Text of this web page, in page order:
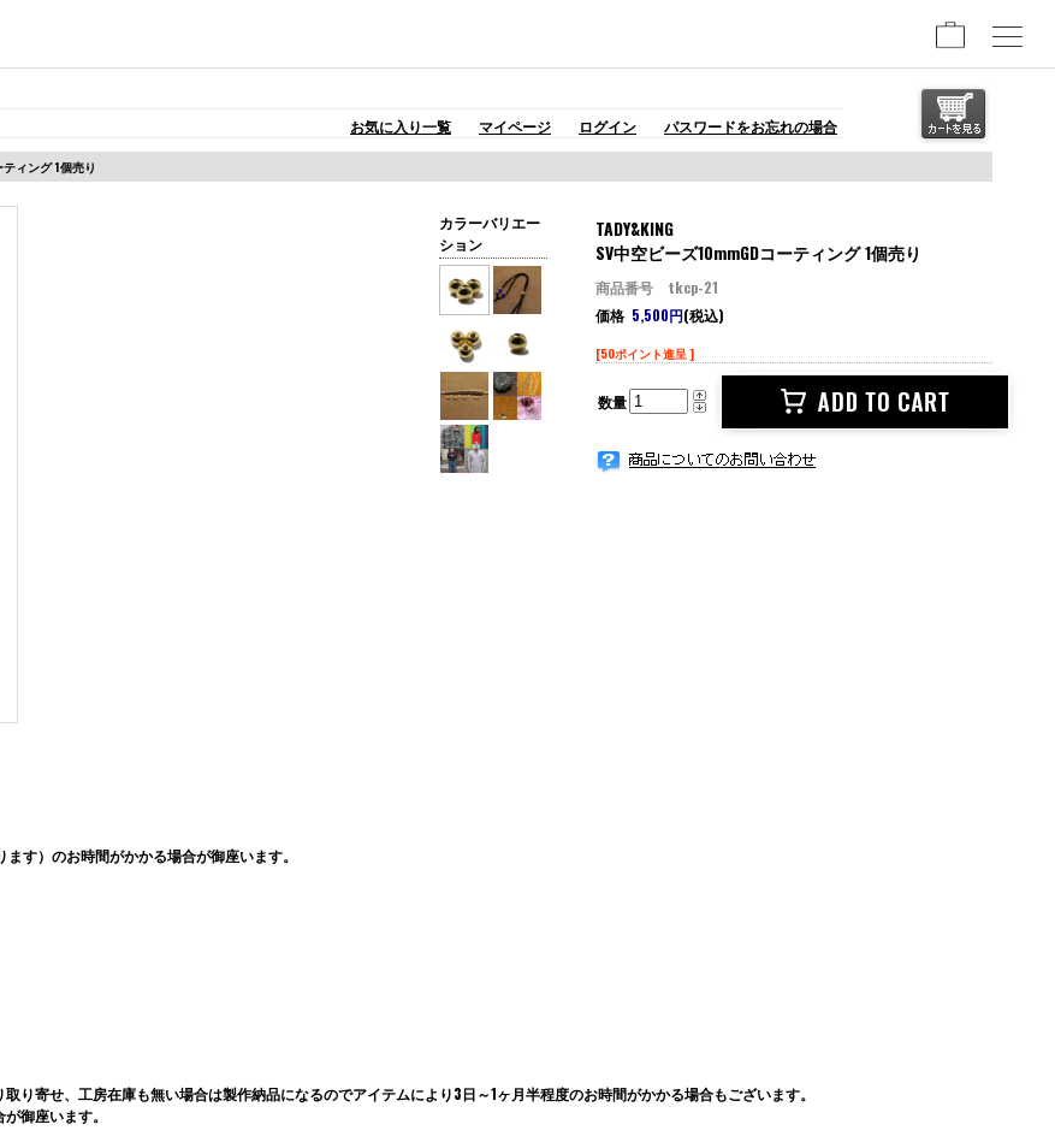
お気に入り一覧
マイページ ログイン パスワードをお忘れの場合
ティング 1個売り
TADY&KING
SV中空ビーズ10mmGDコーティング 1個売り
商品番号 tkcp-21
価格 5,500円(税込)
[50ポイント進呈 ]
数量
カラーバリエー
ション
す）のお時間がかかる場合が御座います。
り寄せ、工房在庫も無い場合は製作納品になるのでアイテムにより3日～1ヶ月半程度のお時間がかかる場合もございます。
御座います。